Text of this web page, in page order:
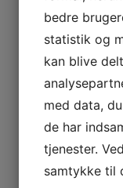
1 kg
bedre
statistik og
kan blive
med data,
de har
tjenester.
samtykke til